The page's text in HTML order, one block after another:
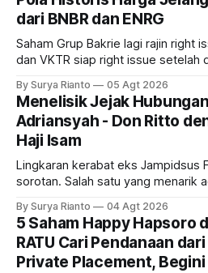
dari BNBR dan ENRG
Saham Grup Bakrie lagi rajin right
dan VKTR siap right issue setelah
pola saham Grup Bakrie jelang right
By Surya Rianto 05 Agt 2026
Menelisik Jejak
Adriansyah - Don Ritto
Haji Isam
Lingkaran kerabat eks Jampidsus
sorotan. Salah satu yang menarik
Bagaimana hubungannya?
By Surya Rianto 04 Agt 2026
5 Saham Happy Hapsoro
RATU Cari Pendanaan
Private Placement,